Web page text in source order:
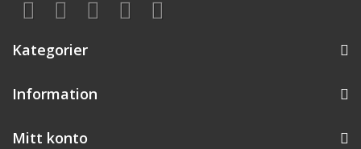
Kategorier
Information
Mitt konto